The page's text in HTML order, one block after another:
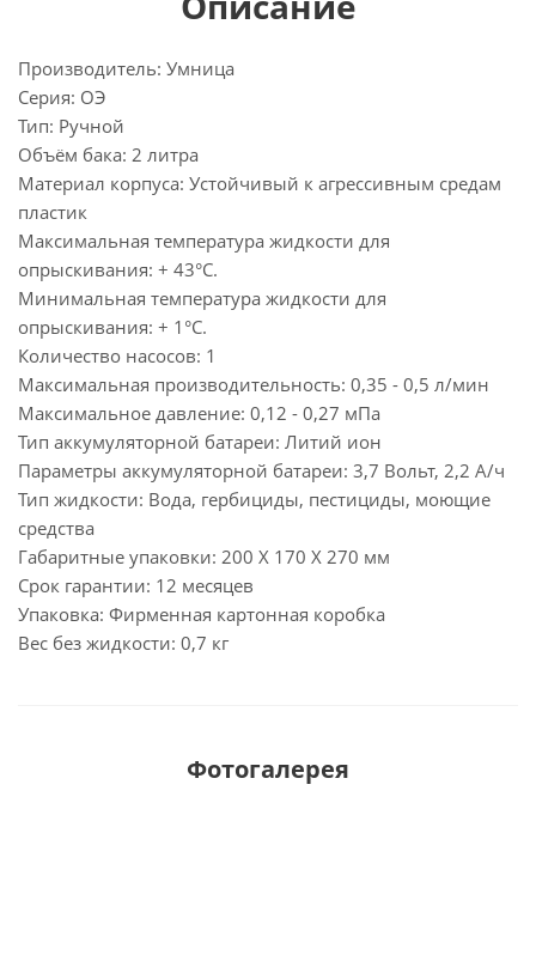
Производитель: Умница
Серия: ОЭ
Тип: Ручной
Объём бака: 2 литра
Материал корпуса: Устойчивый к агрессивным средам
пластик
Максимальная температура жидкости для
опрыскивания: + 43°C.
Минимальная температура жидкости для
опрыскивания: + 1°C.
Количество насосов: 1
Максимальная производительность: 0,35 - 0,5 л/мин
Максимальное давление: 0,12 - 0,27 мПа
Тип аккумуляторной батареи: Литий ион
Параметры аккумуляторной батареи: 3,7 Вольт, 2,2 А/ч
Тип жидкости: Вода, гербициды, пестициды, моющие
средства
Габаритные упаковки: 200 X 170 X 270 мм
Срок гарантии: 12 месяцев
Упаковка: Фирменная картонная коробка
Вес без жидкости: 0,7 кг
Фотогалерея